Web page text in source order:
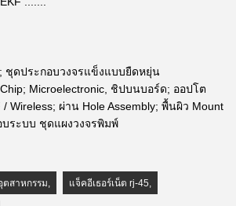
ชุดประกอบวงจรแข็งแบบยืดหยุ่น
Microelectronic, ชิปบนบอร์ด; ออปโต
Wireless; ผ่าน Hole Assembly; พื้นผิว Mount
บระบบ ชุดแผงวงจรพิมพ์
ตสาหกรรม, แจ็คอีเธอร์เน็ต rj-45,